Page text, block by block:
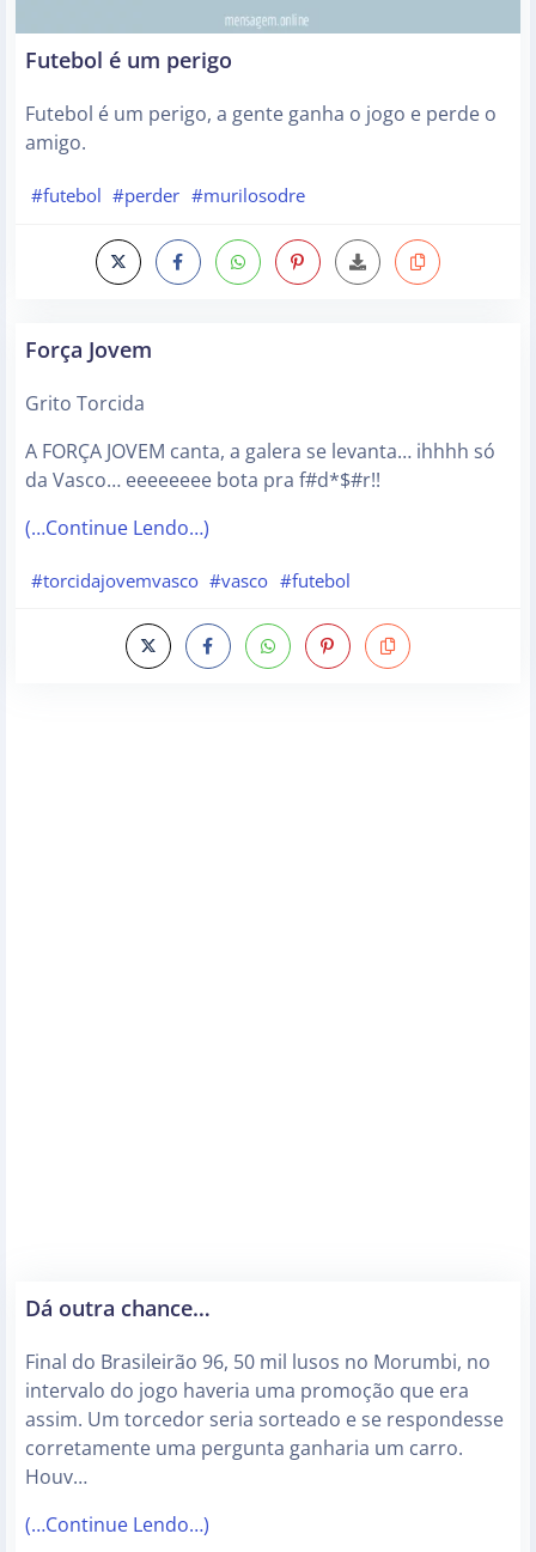
Futebol é um perigo
Futebol é um perigo, a gente ganha o jogo e perde o
amigo.
#futebol #perder #murilosodre
Força Jovem
Grito Torcida
A FORÇA JOVEM canta, a galera se levanta… ihhhh só
da Vasco… eeeeeeee bota pra f#d*$#r!!
(…Continue Lendo…)
#torcidajovemvasco #vasco #futebol
Dá outra chance…
Final do Brasileirão 96, 50 mil lusos no Morumbi, no
intervalo do jogo haveria uma promoção que era
assim. Um torcedor seria sorteado e se respondesse
corretamente uma pergunta ganharia um carro.
Houv…
(…Continue Lendo…)